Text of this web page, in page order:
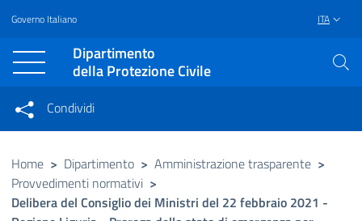
Vai al contenuto principale
Raggiungi il piè di pagina
Governo Italiano ITA
Dipartimento
della Protezione Civile
Condividi su Facebook
Condividi su Twitter
Condividi su LinkedIn
Condividi
Condividi sui social network
Home > Dipartimento > Amministrazione trasparente >
Provvedimenti normativi >
Delibera del Consiglio dei Ministri del 22 febbraio 2021 -